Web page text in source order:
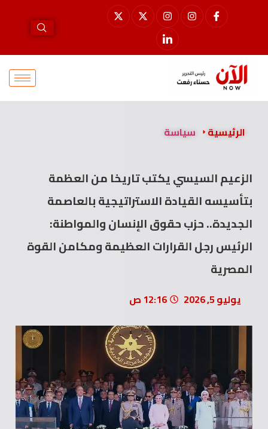
الرئيسية سياسة
الزعيم السيسي يكتب تاريخا من العظمة
بتأسيسه القيادة الاستراتيجية بالعاصمة
الجديدة.. حزب حقوق الإنسان والمواطنة:
الرئيس رجل القرارات العظيمة ومكامن القوة
المصرية
يوليو 5, 2026 12:16 ص